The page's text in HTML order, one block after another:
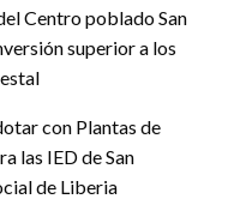
Centro poblado San
superior a los
con Plantas de
las IED de San
de Liberia